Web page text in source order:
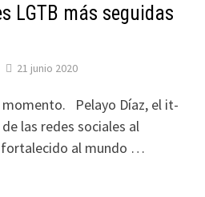
LGTB más seguidas
21 junio 2020
Pelayo Díaz, el it-
las redes sociales al
al mundo …